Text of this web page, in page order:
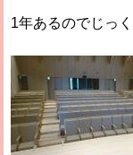
1年あるのでじっ